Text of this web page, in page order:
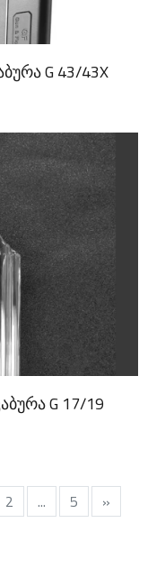
G 43/43X
G 17/19
2 ... 5 »